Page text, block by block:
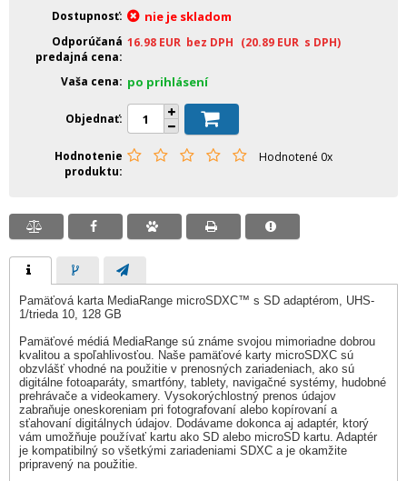
Dostupnosť
nie je skladom
Odporúčaná
predajná cena
16.98 EUR bez DPH (20.89 EUR s DPH)
Vaša cena po prihlásení
Objednať
Hodnotenie
produktu
Hodnotené 0x
Pamäťová karta MediaRange microSDXC™ s SD adaptérom, UHS-
1/trieda 10, 128 GB
Pamäťové médiá MediaRange sú známe svojou mimoriadne dobrou
kvalitou a spoľahlivosťou. Naše pamäťové karty microSDXC sú
obzvlášť vhodné na použitie v prenosných zariadeniach, ako sú
digitálne fotoaparáty, smartfóny, tablety, navigačné systémy, hudobné
prehrávače a videokamery. Vysokorýchlostný prenos údajov
zabraňuje oneskoreniam pri fotografovaní alebo kopírovaní a
sťahovaní digitálnych údajov. Dodávame dokonca aj adaptér, ktorý
vám umožňuje používať kartu ako SD alebo microSD kartu. Adaptér
je kompatibilný so všetkými zariadeniami SDXC a je okamžite
pripravený na použitie.